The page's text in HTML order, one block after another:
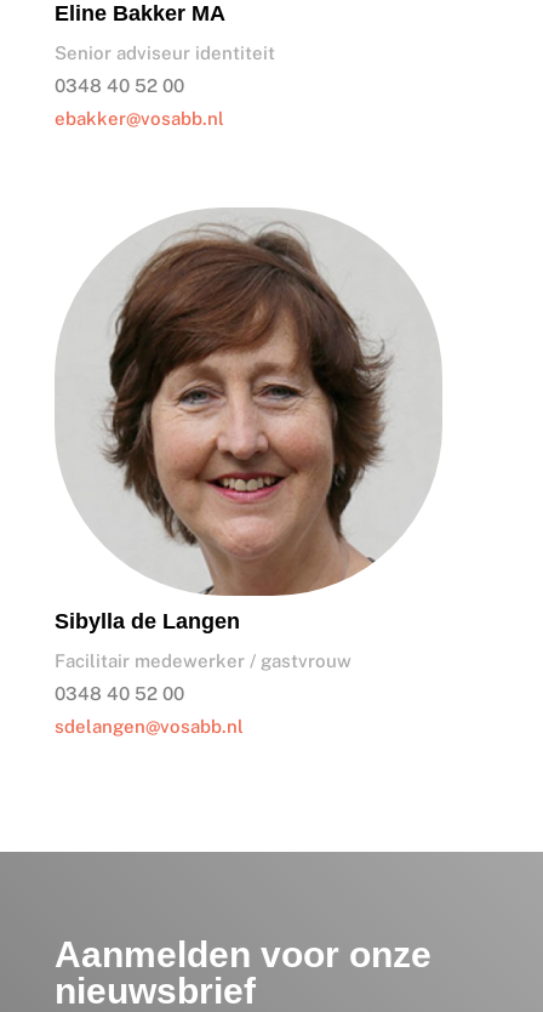
Eline Bakker MA
Senior adviseur identiteit
0348 40 52 00
ebakker@vosabb.nl
Sibylla de Langen
Facilitair medewerker / gastvrouw
0348 40 52 00
sdelangen@vosabb.nl
Aanmelden voor onze
nieuwsbrief